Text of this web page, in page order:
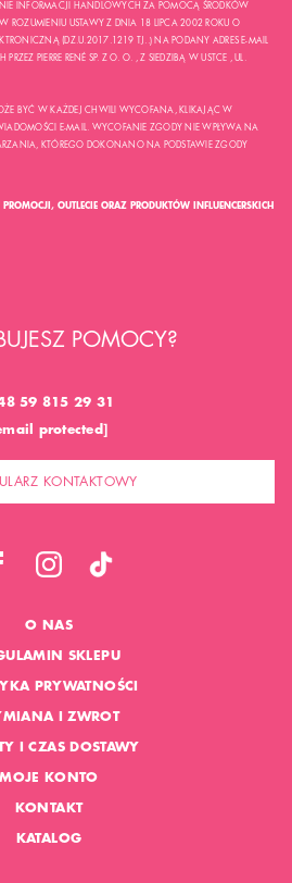
INFORMACJI HANDLOWYCH ZA POMOCĄ ŚRODKÓW
ROZUMIENIU USTAWY Z DNIA 18 LIPCA 2002 ROKU O
(DZ.U.2017.1219 TJ..) NA PODANY ADRES E-MAIL
PIERRE RENÉ SP. Z O. O. , Z SIEDZIBĄ W USTCE , UL.
BYĆ W KAŻDEJ CHWILI WYCOFANA, KLIKAJĄC W
E-MAIL. WYCOFANIE ZGODY NIE WPŁYWA NA
KTÓREGO DOKONANO NA PODSTAWIE ZGODY
OUTLECIE ORAZ PRODUKTÓW INFLUENCERSKICH
POMOCY?
59 815 29 31
protected]
KONTAKTOWY
O NAS
SKLEPU
PRYWATNOŚCI
I ZWROT
I CZAS DOSTAWY
MOJE KONTO
KONTAKT
KATALOG